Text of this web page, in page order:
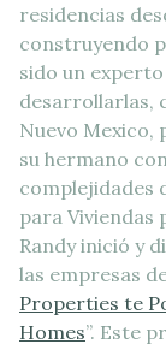
residencias
construyendo
sido un
desarrollarlas,
Nuevo Mexico,
su hermano
complejidades
para Viviendas
Randy inició y
las empresas
Properties te
Homes”. Este